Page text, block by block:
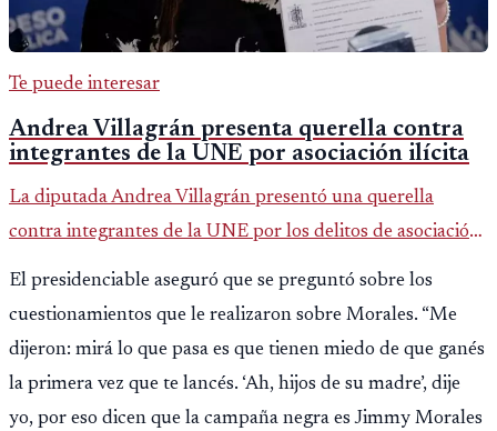
Te puede interesar
Andrea Villagrán presenta querella contra
integrantes de la UNE por asociación ilícita
La diputada Andrea Villagrán presentó una querella
contra integrantes de la UNE por los delitos de asociación
ilícita, terrorismo y sedición.
El presidenciable aseguró que se preguntó sobre los
cuestionamientos que le realizaron sobre Morales. “Me
dijeron: mirá lo que pasa es que tienen miedo de que ganés
la primera vez que te lancés. ‘Ah, hijos de su madre’, dije
yo, por eso dicen que la campaña negra es Jimmy Morales